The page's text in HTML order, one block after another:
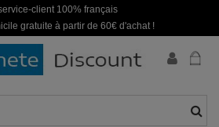
client 100% français
gratuite à partir de 60€ d'achat !